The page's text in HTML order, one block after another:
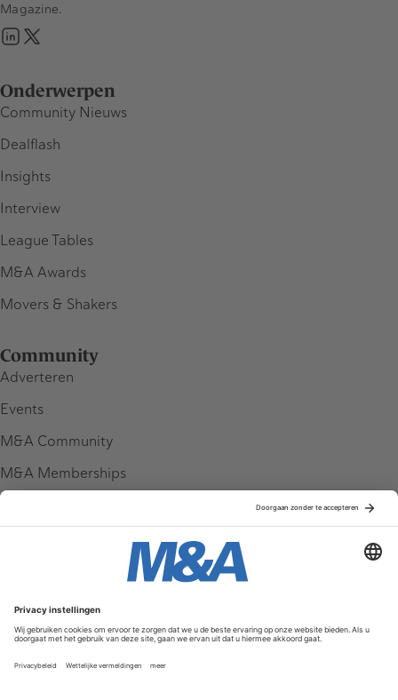
Onderwerpen
Community Nieuws
Dealflash
Insights
Interview
League Tables
M&A Awards
Movers & Shakers
Community
Adverteren
Events
M&A Community
M&A Memberships
Service & Contact
Contact
FAQ
Magazine.